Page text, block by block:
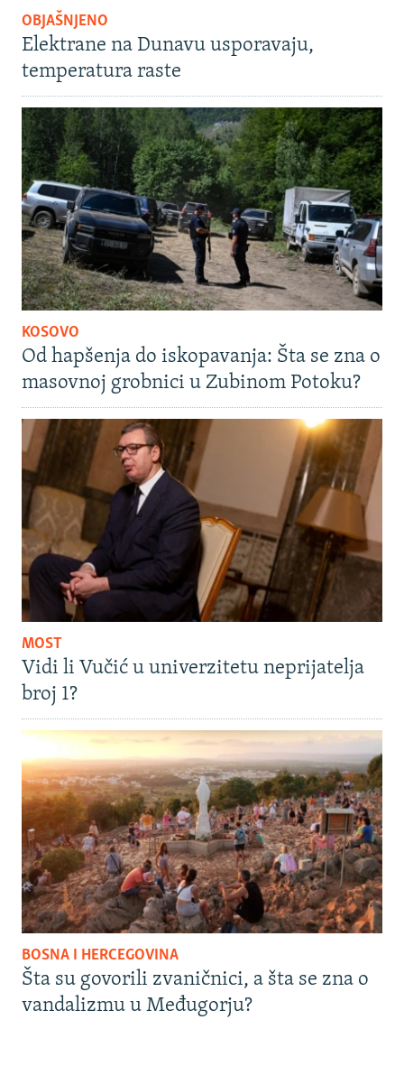
OBJAŠNJENO
Elektrane na Dunavu usporavaju,
temperatura raste
KOSOVO
Od hapšenja do iskopavanja: Šta se zna o
masovnoj grobnici u Zubinom Potoku?
MOST
Vidi li Vučić u univerzitetu neprijatelja
broj 1?
BOSNA I HERCEGOVINA
Šta su govorili zvaničnici, a šta se zna o
vandalizmu u Međugorju?